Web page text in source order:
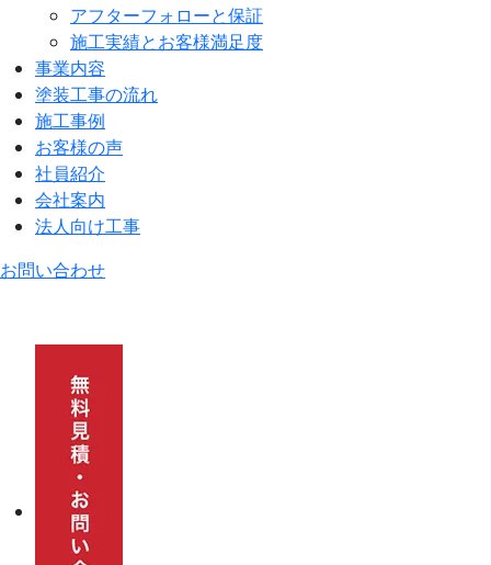
アフターフォローと保証
施工実績とお客様満足度
事業内容
塗装工事の流れ
施工事例
お客様の声
社員紹介
会社案内
法人向け工事
お問い合わせ